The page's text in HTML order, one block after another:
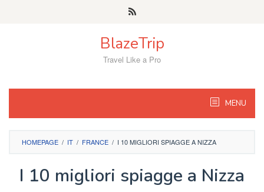
BlazeTrip
Travel Like a Pro
MENU
HOMEPAGE / IT / FRANCE / I 10 MIGLIORI SPIAGGE A NIZZA
I 10 migliori spiagge a Nizza